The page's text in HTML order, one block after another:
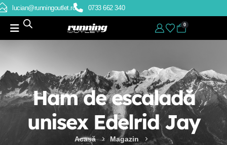
lucian@runningoutlet.ro 0733 662 340
0
Ham de escaladă
unisex Edelrid Jay
Acasă
Magazin